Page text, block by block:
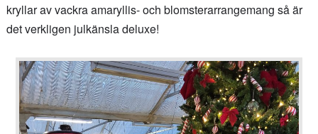
kryllar av vackra amaryllis- och blomsterarrangemang så är
det verkligen julkänsla deluxe!